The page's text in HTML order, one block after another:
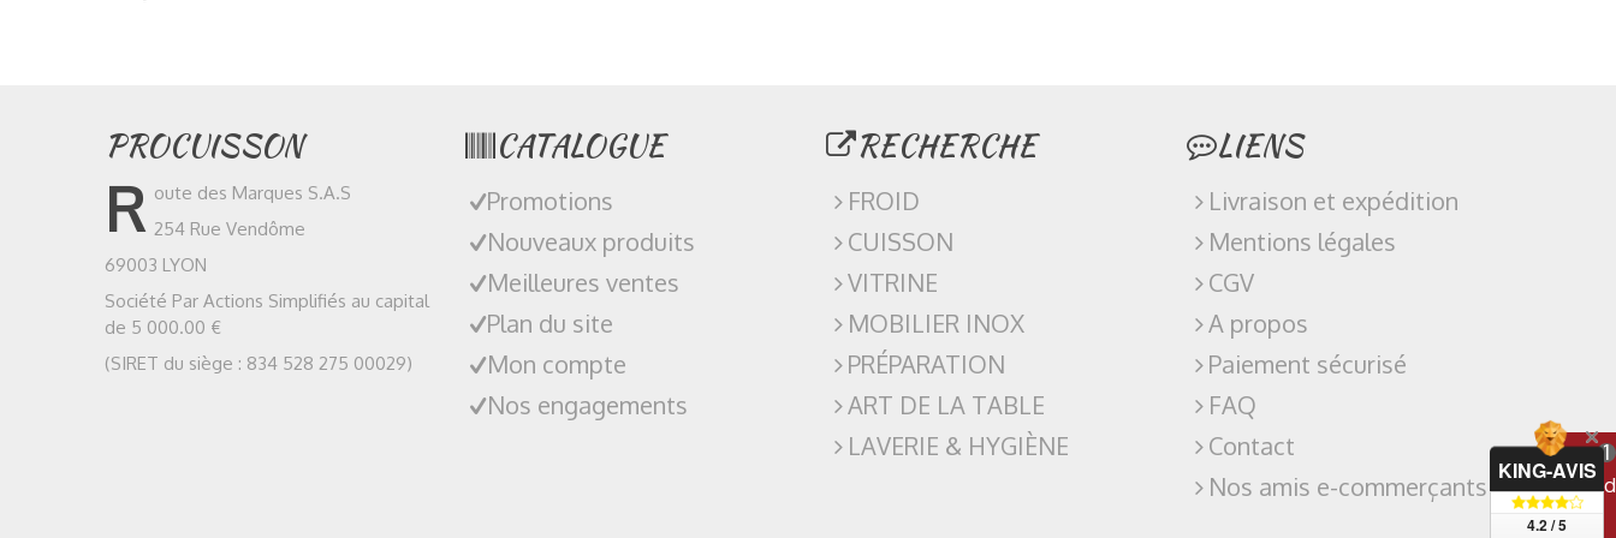
PROCUISSON
R oute des Marques S.A.S
254 Rue Vendôme
69003 LYON
Société Par Actions Simplifiés au capital
de 5 000.00 €
(SIRET du siège : 834 528 275 00029)
CATALOGUE
Promotions
Nouveaux produits
Meilleures ventes
Plan du site
Mon compte
Nos engagements
RECHERCHE
FROID
CUISSON
VITRINE
MOBILIER INOX
PRÉPARATION
ART DE LA TABLE
LAVERIE & HYGIÈNE
LIENS
Livraison et expédition
Mentions légales
CGV
A propos
Paiement sécurisé
FAQ
Contact
Nos amis e-commerçants
1
KING-AVIS
4.2 / 5